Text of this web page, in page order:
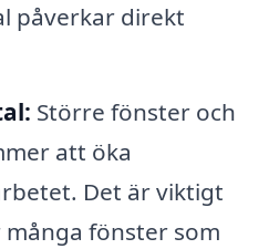
påverkar direkt
Större fönster och
att öka
Det är viktigt
fönster som